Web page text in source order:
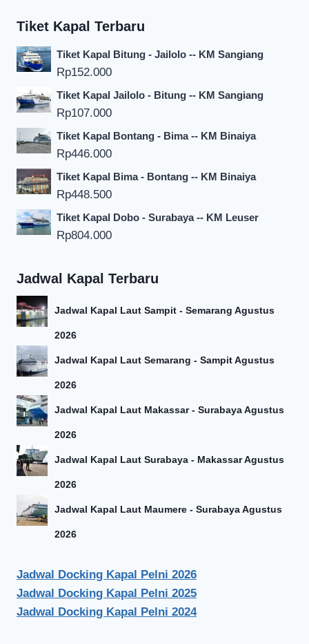
Tiket Kapal Terbaru
Tiket Kapal Bitung - Jailolo -- KM Sangiang
Rp152.000
Tiket Kapal Jailolo - Bitung -- KM Sangiang
Rp107.000
Tiket Kapal Bontang - Bima -- KM Binaiya
Rp446.000
Tiket Kapal Bima - Bontang -- KM Binaiya
Rp448.500
Tiket Kapal Dobo - Surabaya -- KM Leuser
Rp804.000
Jadwal Kapal Terbaru
Jadwal Kapal Laut Sampit - Semarang Agustus
2026
Jadwal Kapal Laut Semarang - Sampit Agustus
2026
Jadwal Kapal Laut Makassar - Surabaya Agustus
2026
Jadwal Kapal Laut Surabaya - Makassar Agustus
2026
Jadwal Kapal Laut Maumere - Surabaya Agustus
2026
Jadwal Docking Kapal Pelni 2026
Jadwal Docking Kapal Pelni 2025
Jadwal Docking Kapal Pelni 2024